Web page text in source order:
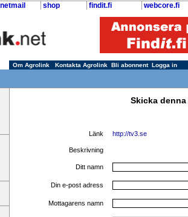
netmail shop findit.fi webcore.fi
Om Agrolink Kontakta Agrolink Bli abonnent Logga in
Skicka
Länk http://tv3.se
Beskrivning
Ditt namn
Din e-post adress
Mottagarens namn